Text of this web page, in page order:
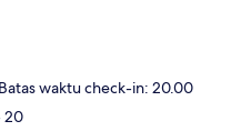
waktu check-in: 20.00
20